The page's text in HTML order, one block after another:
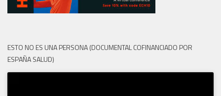
ESTO NO ES UNA PERSONA (DOCUMENTAL COFINANCIADO POR
ESPAÑA SALUD)